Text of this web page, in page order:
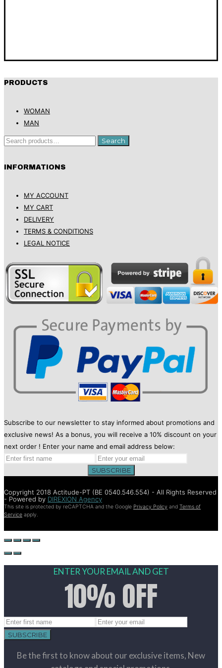
PRODUCTS
WOMAN
MAN
Search
for: Search
INFORMATIONS
MY ACCOUNT
MY CART
DELIVERY
TERMS & CONDITIONS
LEGAL NOTICE
Subscribe to our newsletter to stay informed about promotions and
exclusive news! As a bonus, you will receive a 10% discount on your
next order ! Enter your name and email address below:
SUBSCRIBE
Copyright 2018 Actitude-PT (BE 0540.546.554) - All Rights Reserved
- Powered by DIREXION Agency
This site is protected by reCAPTCHA and the Google Privacy Policy and Terms of
Service apply.
ENTER YOUR EMAIL AND GET
10% OFF
SUBSCRIBE
Be the first to know about our exclusive items, New